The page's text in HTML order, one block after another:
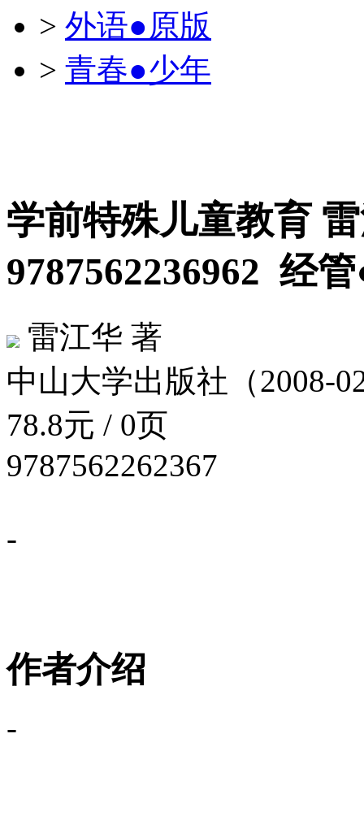
> 外语●原版
> 青春●少年
学前特殊儿童教育
9787562236962 经
雷江华 著
中山大学出版社（2008-
78.8元 / 0页
9787562262367
-
作者介绍
-